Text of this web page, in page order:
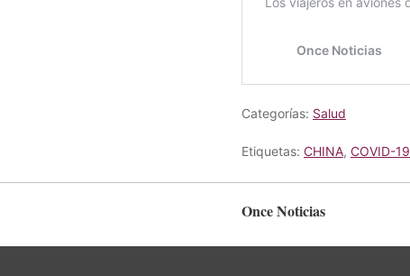
Categorías: Salud
Etiquetas: CHINA, COVID-19
Once Noticias